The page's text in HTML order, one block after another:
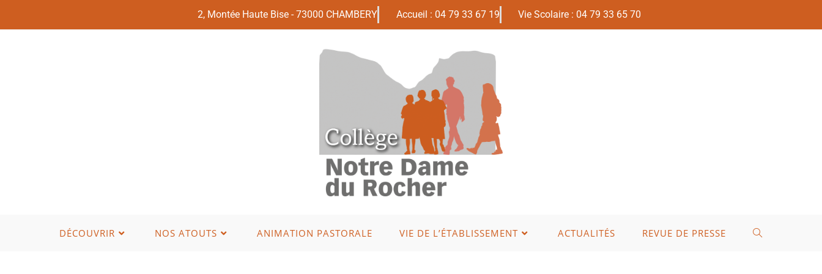
2, Montée Haute Bise - 73000 CHAMBERY Accueil : 04 79 33 67 19 Vie Scolaire : 04 79 33 65 70
DÉCOUVRIR NOS ATOUTS ANIMATION PASTORALE VIE DE L’ÉTABLISSEMENT ACTUALITÉS REVUE DE PRESSE